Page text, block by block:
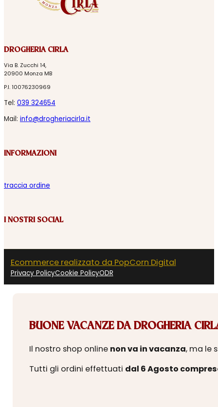
DROGHERIA CIRLA
Via B. Zucchi 14,
20900 Monza MB
P.I. 10076230969
Tel: 039 324654
Mail: info@drogheriacirla.it
INFORMAZIONI
traccia ordine
I NOSTRI SOCIAL
Ecommerce realizzato da PopCorn Digital
Privacy PolicyCookie PolicyODR
BUONE VACANZE DA DROGHERIA
Il nostro shop online non va in vacanza, ma le
Tutti gli ordini effettuati dal 6 Agosto